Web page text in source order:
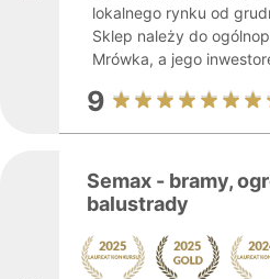
lokalnego rynku od
Sklep należy do
Mrówka, a jego
9
Semax - bramy,
balustrady